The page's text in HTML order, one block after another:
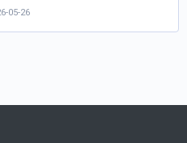
05-26